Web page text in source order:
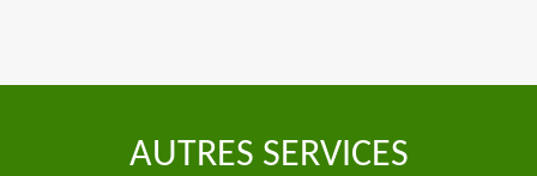
AUTRES SERVICES